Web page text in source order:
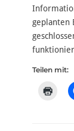
geplanten
Teilen mit: